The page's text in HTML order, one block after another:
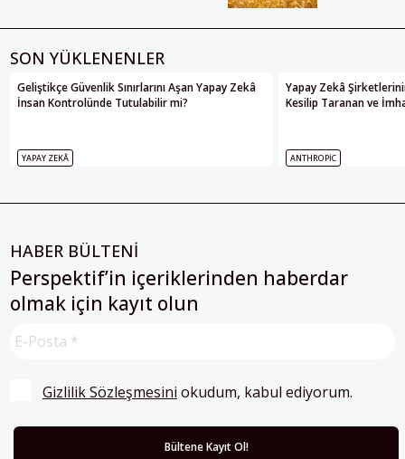
SON YÜKLENENLER
Geliştikçe Güvenlik Sınırlarını Aşan Yapay Zekâ
İnsan Kontrolünde Tutulabilir mi?
YAPAY ZEKÂ
Yapay Zekâ
Kesilip Taranan ve
ANTHROPIC
HABER BÜLTENİ
Perspektif’in içeriklerinden haberdar
olmak için kayıt olun
Gizlilik Sözleşmesini okudum, kabul ediyorum.